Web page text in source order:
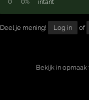
iritant
Deel je mening! Log in of
Bekijk in